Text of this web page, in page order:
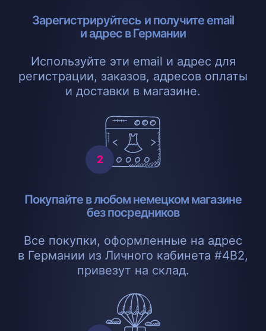
Зарегистрируйтесь и получите email
и адрес в Германии
Используйте эти email и адрес для
регистрации, заказов, адресов оплаты
и доставки в магазине.
Покупайте в любом немецком магазине
без посредников
Все покупки, оформленные на адрес
в Германии из Личного кабинета #4B2,
привезут на склад.